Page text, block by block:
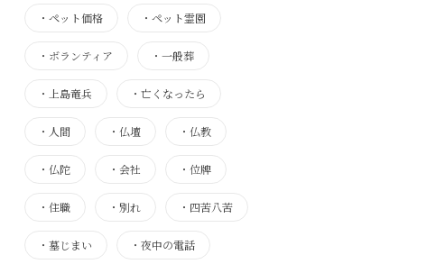
・ ペット価格 ・ ペット霊園
・ ボランティア ・ 一般葬
・ 上島竜兵 ・ 亡くなったら
・ 人間 ・ 仏壇 ・ 仏教
・ 仏陀 ・ 会社 ・ 位牌
・ 住職 ・ 別れ ・ 四苦八苦
・ 墓じまい ・ 夜中の電話